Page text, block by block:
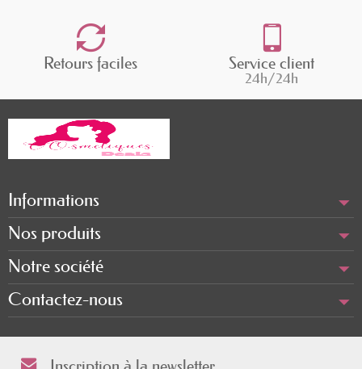
Retours faciles Service client
24h/24h
Informations
Nos produits
Notre société
Contactez-nous